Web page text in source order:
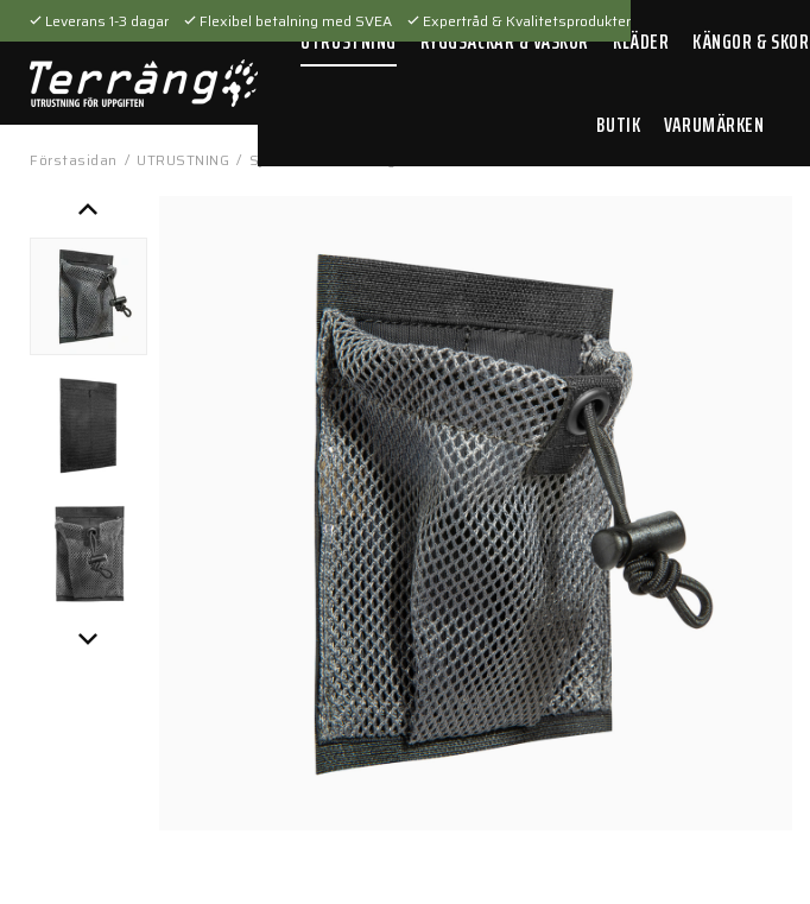
Leverans 1-3 dagar Flexibel betalning med SVEA Expertråd & Kvalitetsprodukter
UTRUSTNING RYGGSÄCKAR & VÄSKOR KLÄDER KÄNGOR & SKOR
BUTIK VARUMÄRKEN
Förstasidan / UTRUSTNING / Sjukvårdsutrustning